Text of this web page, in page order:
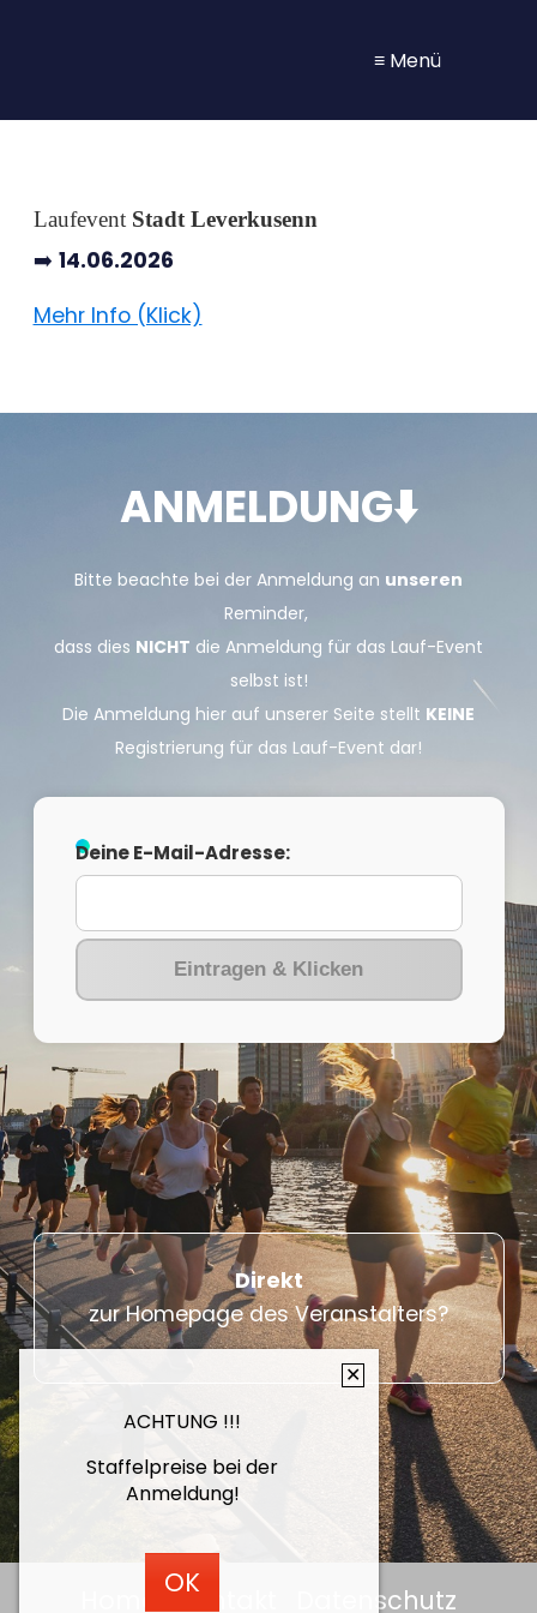
✕
ACHTUNG !!!
Staffelpreise bei der
Anmeldung!
OK
≡ Menü
Laufevent Stadt Leverkusenn
➡️ 14.06.2026
Mehr Info (Klick)
ANMELDUNG⬇️
Bitte beachte bei der Anmeldung an unseren
Reminder,
dass dies NICHT die Anmeldung für das Lauf-Event
selbst ist!
Die Anmeldung hier auf unserer Seite stellt KEINE
Registrierung für das Lauf-Event dar!
Deine E-Mail-Adresse:
Eintragen & Klicken
Direkt
zur Homepage des Veranstalters?
Kontakt Datenschutz